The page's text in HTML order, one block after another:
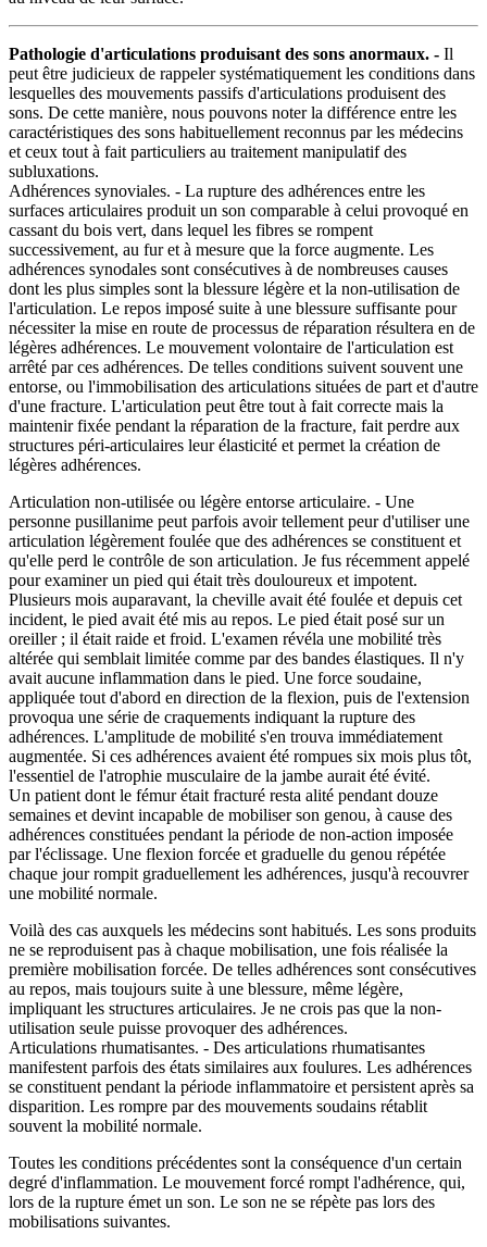
Pathologie d'articulations produisant des sons anormaux. - Il
peut être judicieux de rappeler systématiquement les conditions dans
lesquelles des mouvements passifs d'articulations produisent des
sons. De cette manière, nous pouvons noter la différence entre les
caractéristiques des sons habituellement reconnus par les médecins
et ceux tout à fait particuliers au traitement manipulatif des
subluxations.
Adhérences synoviales. - La rupture des adhérences entre les
surfaces articulaires produit un son comparable à celui provoqué en
cassant du bois vert, dans lequel les fibres se rompent
successivement, au fur et à mesure que la force augmente. Les
adhérences synodales sont consécutives à de nombreuses causes
dont les plus simples sont la blessure légère et la non-utilisation de
l'articulation. Le repos imposé suite à une blessure suffisante pour
nécessiter la mise en route de processus de réparation résultera en de
légères adhérences. Le mouvement volontaire de l'articulation est
arrêté par ces adhérences. De telles conditions suivent souvent une
entorse, ou l'immobilisation des articulations situées de part et d'autre
d'une fracture. L'articulation peut être tout à fait correcte mais la
maintenir fixée pendant la réparation de la fracture, fait perdre aux
structures péri-articulaires leur élasticité et permet la création de
légères adhérences.
Articulation non-utilisée ou légère entorse articulaire. - Une
personne pusillanime peut parfois avoir tellement peur d'utiliser une
articulation légèrement foulée que des adhérences se constituent et
qu'elle perd le contrôle de son articulation. Je fus récemment appelé
pour examiner un pied qui était très douloureux et impotent.
Plusieurs mois auparavant, la cheville avait été foulée et depuis cet
incident, le pied avait été mis au repos. Le pied était posé sur un
oreiller ; il était raide et froid. L'examen révéla une mobilité très
altérée qui semblait limitée comme par des bandes élastiques. Il n'y
avait aucune inflammation dans le pied. Une force soudaine,
appliquée tout d'abord en direction de la flexion, puis de l'extension
provoqua une série de craquements indiquant la rupture des
adhérences. L'amplitude de mobilité s'en trouva immédiatement
augmentée. Si ces adhérences avaient été rompues six mois plus tôt,
l'essentiel de l'atrophie musculaire de la jambe aurait été évité.
Un patient dont le fémur était fracturé resta alité pendant douze
semaines et devint incapable de mobiliser son genou, à cause des
adhérences constituées pendant la période de non-action imposée
par l'éclissage. Une flexion forcée et graduelle du genou répétée
chaque jour rompit graduellement les adhérences, jusqu'à recouvrer
une mobilité normale.
Voilà des cas auxquels les médecins sont habitués. Les sons produits
ne se reproduisent pas à chaque mobilisation, une fois réalisée la
première mobilisation forcée. De telles adhérences sont consécutives
au repos, mais toujours suite à une blessure, même légère,
impliquant les structures articulaires. Je ne crois pas que la non-
utilisation seule puisse provoquer des adhérences.
Articulations rhumatisantes. - Des articulations rhumatisantes
manifestent parfois des états similaires aux foulures. Les adhérences
se constituent pendant la période inflammatoire et persistent après sa
disparition. Les rompre par des mouvements soudains rétablit
souvent la mobilité normale.
Toutes les conditions précédentes sont la conséquence d'un certain
degré d'inflammation. Le mouvement forcé rompt l'adhérence, qui,
lors de la rupture émet un son. Le son ne se répète pas lors des
mobilisations suivantes.